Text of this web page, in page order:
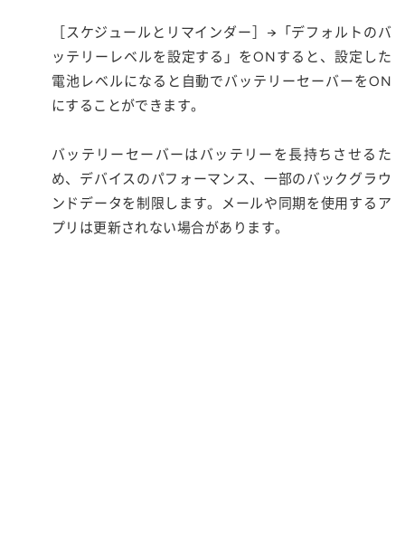
［スケジュールとリマインダー］→「デフォルトのバ
ッテリーレベルを設定する」をONすると、設定した
電池レベルになると自動でバッテリーセーバーをON
にすることができます。
バッテリーセーバーはバッテリーを長持ちさせるた
め、デバイスのパフォーマンス、一部のバックグラウ
ンドデータを制限します。メールや同期を使用するア
プリは更新されない場合があります。